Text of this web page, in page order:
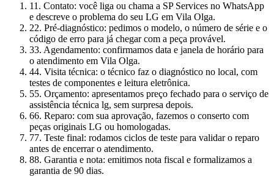
11. Contato: você liga ou chama a SP Services no WhatsApp
e descreve o problema do seu LG em Vila Olga.
22. Pré-diagnóstico: pedimos o modelo, o número de série e o
código de erro para já chegar com a peça provável.
33. Agendamento: confirmamos data e janela de horário para
o atendimento em Vila Olga.
44. Visita técnica: o técnico faz o diagnóstico no local, com
testes de componentes e leitura eletrônica.
55. Orçamento: apresentamos preço fechado para o serviço de
assistência técnica lg, sem surpresa depois.
66. Reparo: com sua aprovação, fazemos o conserto com
peças originais LG ou homologadas.
77. Teste final: rodamos ciclos de teste para validar o reparo
antes de encerrar o atendimento.
88. Garantia e nota: emitimos nota fiscal e formalizamos a
garantia de 90 dias.